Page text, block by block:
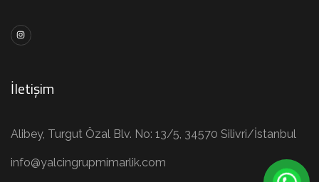
İletişim
Alibey, Turgut Özal Blv. No: 13/5, 34570 Silivri/İstanbul
info@yalcingrupmimarlik.com